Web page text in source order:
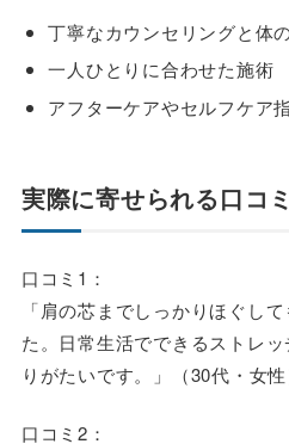
丁寧なカウンセリングと体
一人ひとりに合わせた施術
アフターケアやセルフケア
実際に寄せられる口コ
口コミ1：
「肩の芯までしっかりほぐし
た。日常生活でできるストレ
りがたいです。」（30代・女性
口コミ2：